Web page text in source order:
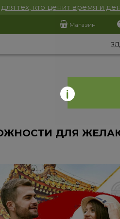
кто ценит время и
Магазин
ДЛЯ